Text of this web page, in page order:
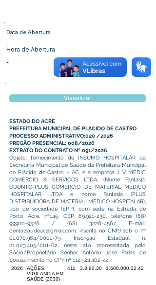
Data de Abertura
-
Hora de Abertura
-
Visualizar
ESTADO DO ACRE
PREFEITURA MUNICIPAL DE PLACIDO DE CASTRO
PROCESSO ADMINISTRATIVO:020 /2026
PREGÃO PRESENCIAL: 008/2026
EXTRATO DO CONTRATO Nº 091/2026
Objeto: fornecimento de INSUMO HOSPITALAR da
Secretaria Municipal de Saúde da Prefeitura Municipal
de Plácido de Castro – AC, e a empresa J. V MEDIC
COMERCIO & SERVICOS LTDA, (Nome Fantasia:
ODONTO-PLUS COMERCIO DE MATERIAL MEDICO
HOSPITALAR LTDA e nome Fantasia (PLUS
DISTRIBUIDORA DE MATERIAL MEDICO HOSPITALAR),
tipo de sociedade (EPP), com sede na Estrada de
Porto Acre, nº145, CEP 69.921-230, telefone (68)
99900-9528 / (68) 3228-4567, E-mail:
dentalsaudeac@gmail.com, inscrita no CNPJ sob o nº
01.070.964/0001-79, Inscrição Estadual n.
01.003.405/001-62, neste ato representada pelo
Sócio/Proprietário Senhor Antônio José Farias de
Souza, inscrito no CPF nº 112.924.402-44.
2026
AÇÕES
VIGILANCIA EM
SAÚDE (2030)
411 3.3.90.30 1.600.000.22.42